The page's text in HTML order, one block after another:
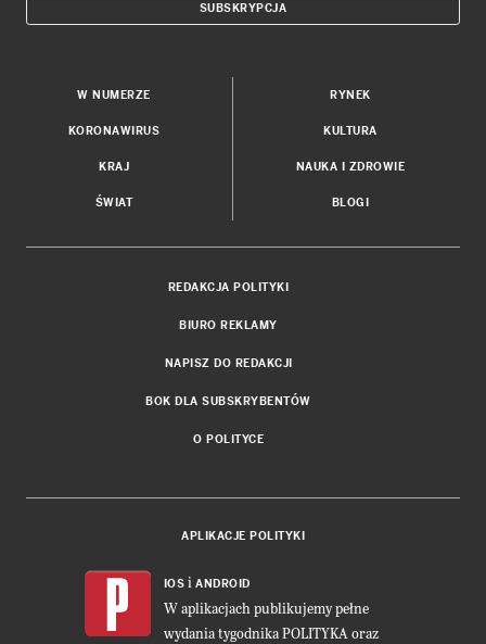
SUBSKRYPCJA
W NUMERZE
KORONAWIRUS
KRAJ
ŚWIAT
RYNEK
KULTURA
NAUKA I ZDROWIE
BLOGI
REDAKCJA POLITYKI
BIURO REKLAMY
NAPISZ DO REDAKCJI
BOK DLA SUBSKRYBENTÓW
O POLITYCE
APLIKACJE POLITYKI
IOS i ANDROID
W aplikacjach publikujemy pełne
wydania tygodnika POLITYKA oraz